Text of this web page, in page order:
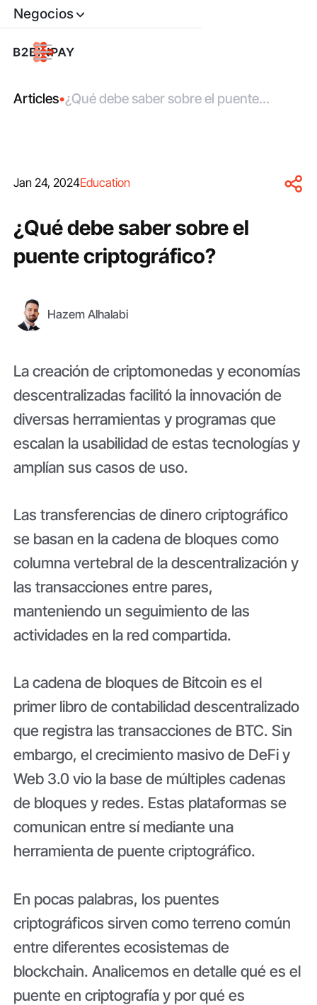
Negocios
Articles•¿Qué debe saber sobre el puente
Jan 24, 2024Education
¿Qué debe saber sobre el
puente criptográfico?
Hazem Alhalabi
La creación de criptomonedas y economías
descentralizadas facilitó la innovación de
diversas herramientas y programas que
escalan la usabilidad de estas tecnologías y
amplían sus casos de uso.
Las transferencias de dinero criptográfico
se basan en la cadena de bloques como
columna vertebral de la descentralización y
las transacciones entre pares,
manteniendo un seguimiento de las
actividades en la red compartida.
La cadena de bloques de Bitcoin es el
primer libro de contabilidad descentralizado
que registra las transacciones de BTC. Sin
embargo, el crecimiento masivo de DeFi y
Web 3.0 vio la base de múltiples cadenas
de bloques y redes. Estas plataformas se
comunican entre sí mediante una
herramienta de puente criptográfico.
En pocas palabras, los puentes
criptográficos sirven como terreno común
entre diferentes ecosistemas de
blockchain. Analicemos en detalle qué es el
puente en criptografía y por qué es